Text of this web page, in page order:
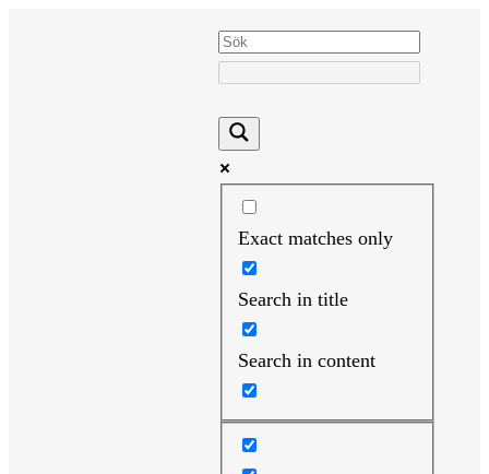
Exact matches only
Search in title
Search in content